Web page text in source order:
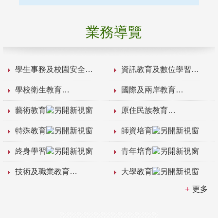
業務導覽
學生事務及校園安全 資訊教育及數位學習
學校衛生教育 國際及兩岸教育
藝術教育 原住民族教育
特殊教育 師資培育
終身學習 青年培育
技術及職業教育 大學教育
更多